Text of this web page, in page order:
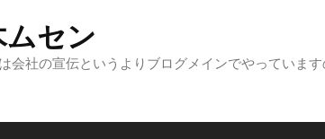
セン
社の宣伝というよりブログメインでやっています